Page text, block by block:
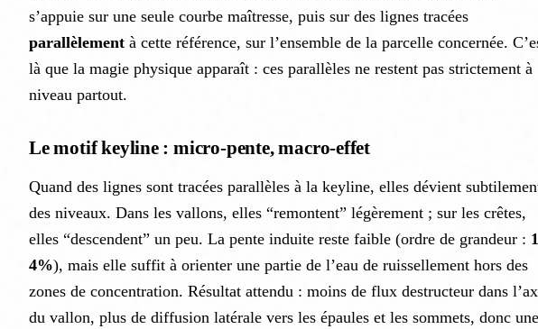
s’appuie sur une seule courbe maîtresse, puis sur des lignes tracées
parallèlement à cette référence, sur l’ensemble de la parcelle concernée.
là que la magie physique apparaît : ces parallèles ne restent pas strictement à
niveau partout.
Le motif keyline : micro-pente, macro-effet
Quand des lignes sont tracées parallèles à la keyline, elles dévient
des niveaux. Dans les vallons, elles “remontent” légèrement ; sur les crêtes,
elles “descendent” un peu. La pente induite reste faible (ordre de grandeur :
4%), mais elle suffit à orienter une partie de l’eau de ruissellement hors des
zones de concentration. Résultat attendu : moins de flux destructeur dans
du vallon, plus de diffusion latérale vers les épaules et les sommets, donc une